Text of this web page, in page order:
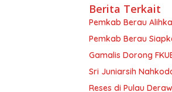
Berita Terkait
Pemkab Berau
Pemkab Berau
Gamalis Dorong
Sri Juniarsih
Reses di Pulau